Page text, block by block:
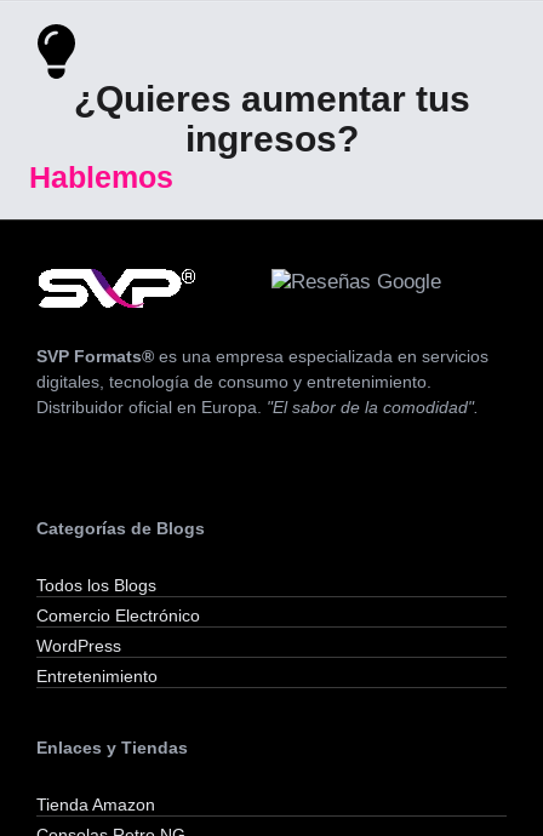
¿Quieres aumentar tus
ingresos?
Hablemos
SVP Formats® es una empresa especializada en servicios
digitales, tecnología de consumo y entretenimiento.
Distribuidor oficial en Europa. "El sabor de la comodidad".
Categorías de Blogs
Todos los Blogs
Comercio Electrónico
WordPress
Entretenimiento
Enlaces y Tiendas
Tienda Amazon